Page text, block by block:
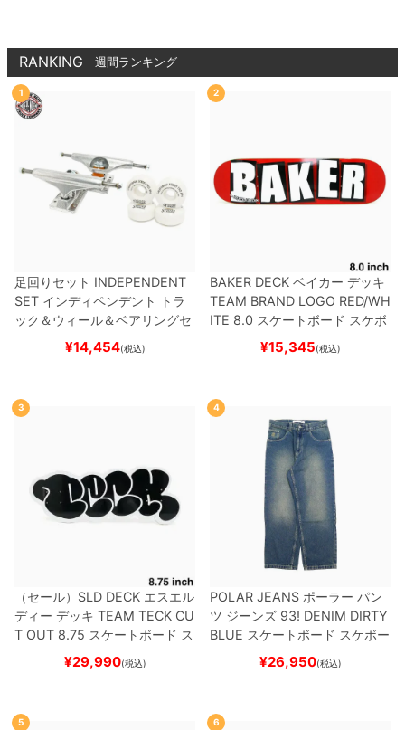
RANKING 週間ランキング
1
足回りセット INDEPENDENT
SET インディペンデント
トラ
ック＆ウィール＆ベアリングセ
（トリック用）
ード スケボー
¥14,454(税込)
2
BAKER DECK ベイカー デッキ
TEAM BRAND LOGO RED/WH
ITE 8.0 スケートボード スケボ
¥15,345(税込)
3
（セール） SLD DECK エスエル
ディー デッキ TEAM TECK CU
T OUT 8.75 スケートボード ス
¥29,990(税込)
4
POLAR JEANS ポーラー パン
ツ ジーンズ 93! DENIM DIRTY
BLUE スケートボード スケボー
¥26,950(税込)
5 6